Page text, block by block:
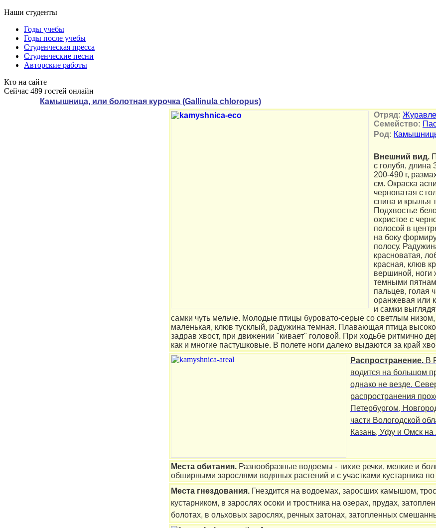
Наши студенты
Годы учебы
Годы после учебы
Студенческая пресса
Студенческие песни
Авторские работы
Кто на сайте
Сейчас 489 гостей онлайн
Камышница, или болотная курочка (Gallinula chloropus)
Отряд:
Семейство:
Род:
Внешний вид.
с голубя, длина
200-490 г,
см. Окраска
черноватая с
спина и крылья
Подхвостье
охристое с
полосой в
на боку
полосу.
красноватая,
красная, клюв
вершиной, ноги
темными
пальцев, голая
оранжевая или
и самки
самки чуть мельче. Молодые птицы буровато-серые со светлым
маленькая, клюв тусклый, радужина темная. Плавающая птица
задрав хвост, при движении "кивает" головой. При ходьбе ритмично
как и многие пастушковые. В полете ноги далеко выдаются за край
Распространение. В
водится на большом
однако не везде.
распространения
Петербургом,
части Вологодской
Казань, Уфу и Омск на
Места обитания. Разнообразные водоемы - тихие речки, мелкие и
обширными зарослями водяных растений и с участками кустарника по
Места гнездования. Гнездится на водоемах, заросших камышом,
кустарником, в зарослях осоки и тростника на озерах, прудах,
болотах, в ольховых зарослях, речных затонах, затопленных